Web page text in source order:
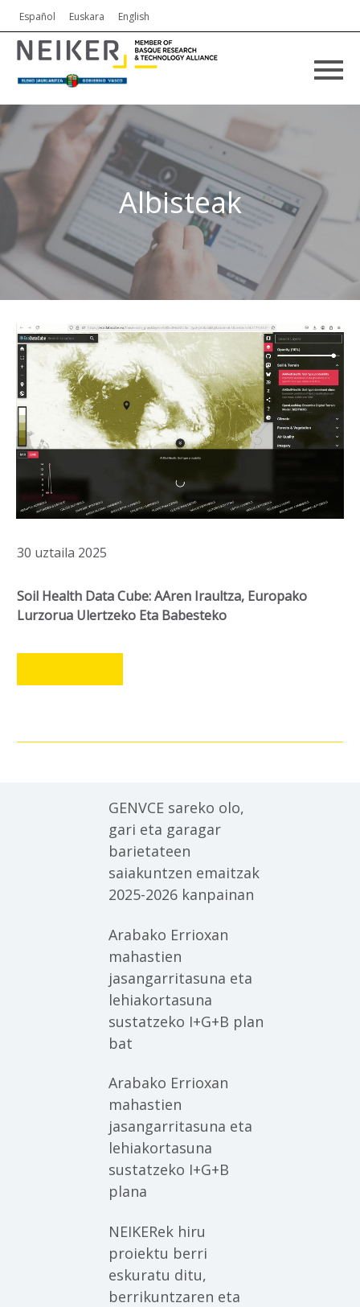
Español Euskara English
Albisteak
30 uztaila 2025
Soil Health Data Cube: AAren Iraultza, Europako
Lurzorua Ulertzeko Eta Babesteko
GENVCE sareko olo,
gari eta garagar
barietateen
saiakuntzen emaitzak
2025-2026 kanpainan
Arabako Errioxan
mahastien
jasangarritasuna eta
lehiakortasuna
sustatzeko I+G+B plan
bat
Arabako Errioxan
mahastien
jasangarritasuna eta
lehiakortasuna
sustatzeko I+G+B
plana
NEIKERek hiru
proiektu berri
eskuratu ditu,
berrikuntzaren eta